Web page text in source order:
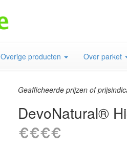
Overige producten Over parket
Geafficheerde prijzen of
DevoNatural®